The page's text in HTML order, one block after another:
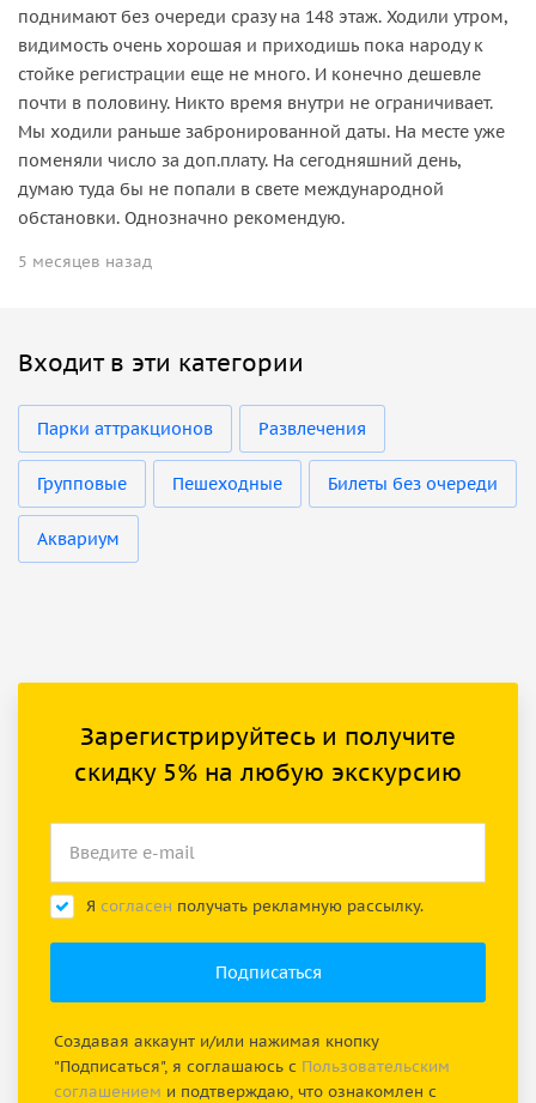
поднимают без очереди сразу на 148 этаж. Ходили утром,
видимость очень хорошая и приходишь пока народу к
стойке регистрации еще не много. И конечно дешевле
почти в половину. Никто время внутри не ограничивает.
Мы ходили раньше забронированной даты. На месте уже
поменяли число за доп.плату. На сегодняшний день,
думаю туда бы не попали в свете международной
обстановки. Однозначно рекомендую.
5 месяцев назад
Входит в эти категории
Парки аттракционов Развлечения
Групповые Пешеходные Билеты без очереди
Аквариум
Зарегистрируйтесь и получите
скидку 5% на любую экскурсию
Я согласен получать рекламную рассылку.
Создавая аккаунт и/или нажимая кнопку
"Подписаться", я соглашаюсь с Пользовательским
соглашением и подтверждаю, что ознакомлен с